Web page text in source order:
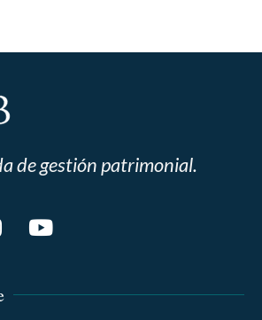
de gestión patrimonial.